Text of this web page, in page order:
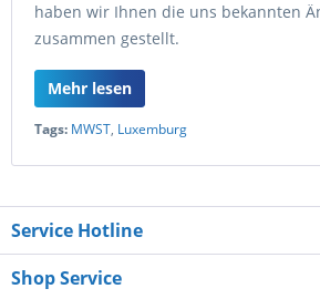
haben wir Ihnen die uns bekannten
zusammen gestellt.
Mehr lesen
Tags: MWST, Luxemburg
Service Hotline
Shop Service